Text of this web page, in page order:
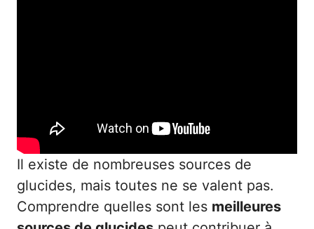
Il existe de nombreuses sources de
glucides, mais toutes ne se valent pas.
Comprendre quelles sont les meilleures